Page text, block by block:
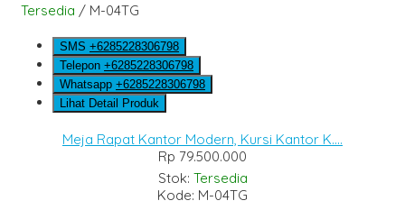
Tersedia / M-04TG
SMS +6285228306798
Telepon +6285228306798
Whatsapp +6285228306798
Lihat Detail Produk
Meja Rapat Kantor Modern, Kursi Kantor K....
Rp 79.500.000
Stok: Tersedia
Kode: M-04TG